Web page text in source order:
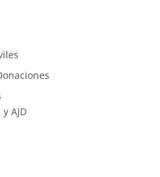
AJD